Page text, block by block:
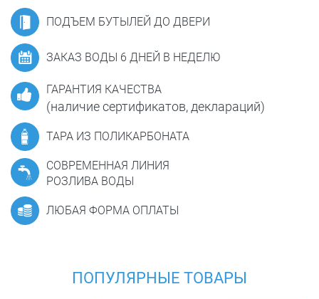
ПОДЪЕМ БУТЫЛЕЙ ДО ДВЕРИ
ЗАКАЗ ВОДЫ 6 ДНЕЙ В НЕДЕЛЮ
ГАРАНТИЯ КАЧЕСТВА
(наличие сертификатов, деклараций)
ТАРА ИЗ ПОЛИКАРБОНАТА
СОВРЕМЕННАЯ ЛИНИЯ
РОЗЛИВА ВОДЫ
ЛЮБАЯ ФОРМА ОПЛАТЫ
ПОПУЛЯРНЫЕ ТОВАРЫ